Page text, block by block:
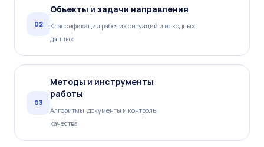
02
Объекты и задачи направления
Классификация рабочих ситуаций и исходных
данных
03
Методы и инструменты
работы
Алгоритмы, документы и контроль
качества